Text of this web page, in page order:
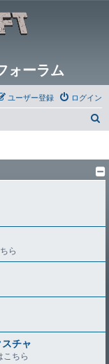
ォーラム
ログイン
ユーザー登録
ら
スチャ
こちら